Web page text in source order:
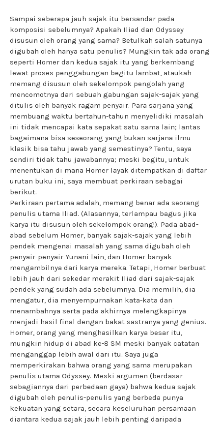
Sampai seberapa jauh sajak itu bersandar pada
komposisi sebelumnya? Apakah Iliad dan Odyssey
disusun oleh orang yang sama? Betulkah salah satunya
digubah oleh hanya satu penulis? Mungkin tak ada orang
seperti Homer dan kedua sajak itu yang berkembang
lewat proses penggabungan begitu lambat, ataukah
memang disusun oleh sekelompok pengolah yang
mencomotnya dari sebuah gabungan sajak-sajak yang
ditulis oleh banyak ragam penyair. Para sarjana yang
membuang waktu bertahun-tahun menyelidiki masalah
ini tidak mencapai kata sepakat satu sama lain; lantas
bagaimana bisa seseorang yang bukan sarjana ilmu
klasik bisa tahu jawab yang semestinya? Tentu, saya
sendiri tidak tahu jawabannya; meski begitu, untuk
menentukan di mana Homer layak ditempatkan di daftar
urutan buku ini, saya membuat perkiraan sebagai
berikut.
Perkiraan pertama adalah, memang benar ada seorang
penulis utama Iliad. (Alasannya, terlampau bagus jika
karya itu disusun oleh sekelompok orang!). Pada abad-
abad sebelum Homer, banyak sajak-sajak yang lebih
pendek mengenai masalah yang sama digubah oleh
penyair-penyair Yunani lain, dan Homer banyak
mengambilnya dari karya mereka. Tetapi, Homer berbuat
lebih jauh dari sekedar merakit Iliad dari sajak-sajak
pendek yang sudah ada sebelumnya. Dia memilih, dia
mengatur, dia menyempurnakan kata-kata dan
menambahnya serta pada akhirnya melengkapinya
menjadi hasil final dengan bakat sastranya yang genius.
Homer, orang yang menghasilkan karya besar itu,
mungkin hidup di abad ke-8 SM meski banyak catatan
menganggap lebih awal dari itu. Saya juga
memperkirakan bahwa orang yang sama merupakan
penulis utama Odyssey. Meski argumen (berdasar
sebagiannya dari perbedaan gaya) bahwa kedua sajak
digubah oleh penulis-penulis yang berbeda punya
kekuatan yang setara, secara keseluruhan persamaan
diantara kedua sajak jauh lebih penting daripada